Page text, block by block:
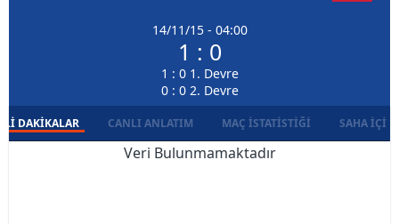
14/11/15 - 04:00
1 : 0
1 : 0 1. Devre
0 : 0 2. Devre
DAKIKALAR CANLI ANLATIM MAÇ İSTATISTIĞI SAHA İÇI
Veri Bulunmamaktadır